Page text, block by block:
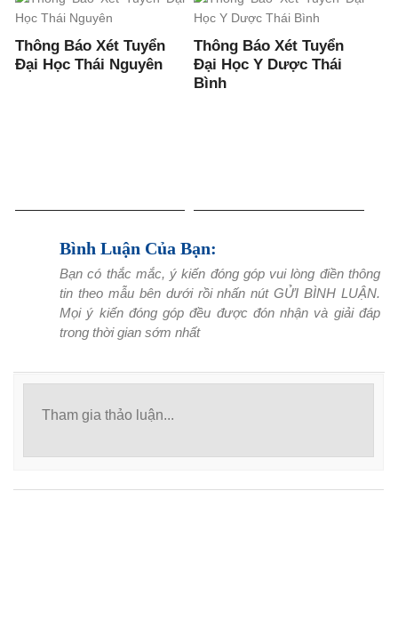
Thông Báo Xét Tuyển
Đại Học Thái Nguyên
Thông Báo Xét Tuyển
Đại Học Y Dược Thái
Bình
Bình Luận Của Bạn:
Bạn có thắc mắc, ý kiến đóng góp vui lòng điền thông
tin theo mẫu bên dưới rồi nhấn nút GỬI BÌNH LUẬN.
Mọi ý kiến đóng góp đều được đón nhận và giải đáp
trong thời gian sớm nhất